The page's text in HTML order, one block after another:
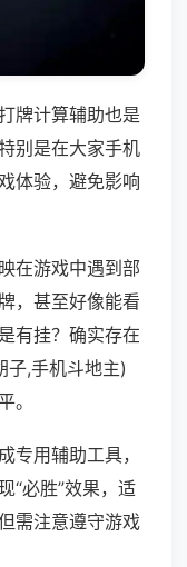
牌计算辅助也是
别是在大家手机
体验，避免影响
在游戏中遇到部
，甚至好像能看
有挂？确实存在
子,手机斗地主)
。
专用辅助工具，
“必胜”效果，适
需注意遵守游戏